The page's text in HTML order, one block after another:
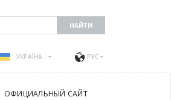
УКРАЇНА РУС
ОФИЦИАЛЬНЫЙ САЙТ